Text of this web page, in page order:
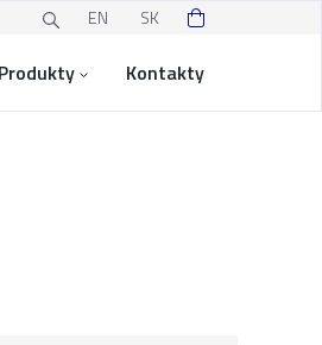
EN SK
Produkty Kontakty